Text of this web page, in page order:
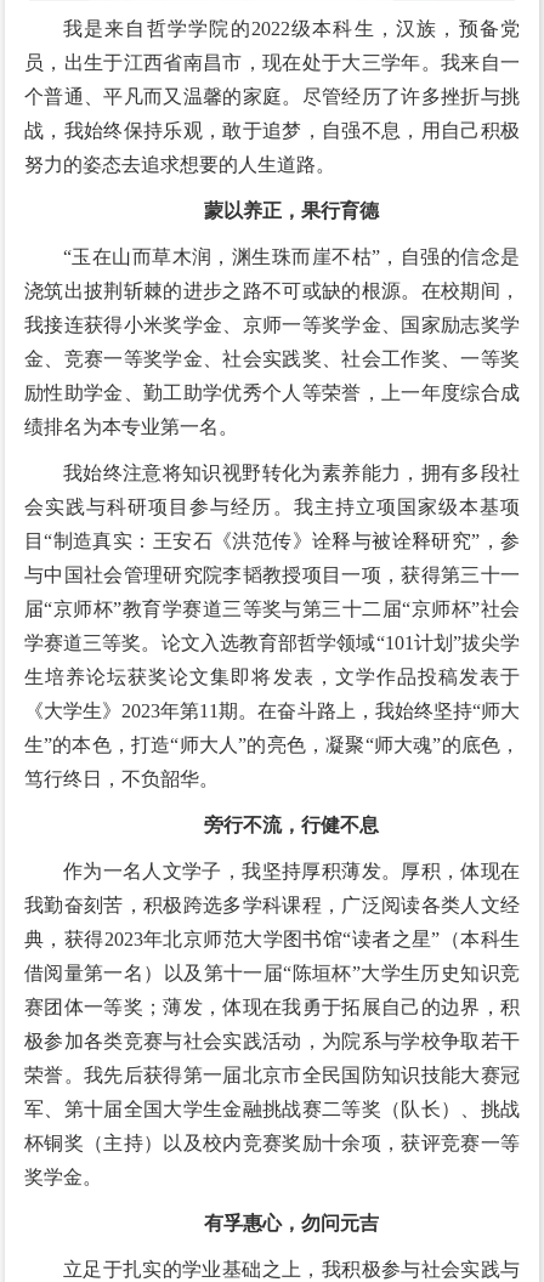
我是来自哲学学院的2022级本科生，汉族，预备党
员，出生于江西省南昌市，现在处于大三学年。我来自一
个普通、平凡而又温馨的家庭。尽管经历了许多挫折与挑
战，我始终保持乐观，敢于追梦，自强不息，用自己积极
努力的姿态去追求想要的人生道路。
蒙以养正，果行育德
“玉在山而草木润，渊生珠而崖不枯”，自强的信念是
浇筑出披荆斩棘的进步之路不可或缺的根源。在校期间，
我接连获得小米奖学金、京师一等奖学金、国家励志奖学
金、竞赛一等奖学金、社会实践奖、社会工作奖、一等奖
励性助学金、勤工助学优秀个人等荣誉，上一年度综合成
绩排名为本专业第一名。
我始终注意将知识视野转化为素养能力，拥有多段社
会实践与科研项目参与经历。我主持立项国家级本基项
目“制造真实：王安石《洪范传》诠释与被诠释研究”，参
与中国社会管理研究院李韬教授项目一项，获得第三十一
届“京师杯”教育学赛道三等奖与第三十二届“京师杯”社会
学赛道三等奖。论文入选教育部哲学领域“101计划”拔尖学
生培养论坛获奖论文集即将发表，文学作品投稿发表于
《大学生》2023年第11期。在奋斗路上，我始终坚持“师大
生”的本色，打造“师大人”的亮色，凝聚“师大魂”的底色，
笃行终日，不负韶华。
旁行不流，行健不息
作为一名人文学子，我坚持厚积薄发。厚积，体现在
我勤奋刻苦，积极跨选多学科课程，广泛阅读各类人文经
典，获得2023年北京师范大学图书馆“读者之星”（本科生
借阅量第一名）以及第十一届“陈垣杯”大学生历史知识竞
赛团体一等奖；薄发，体现在我勇于拓展自己的边界，积
极参加各类竞赛与社会实践活动，为院系与学校争取若干
荣誉。我先后获得第一届北京市全民国防知识技能大赛冠
军、第十届全国大学生金融挑战赛二等奖（队长）、挑战
杯铜奖（主持）以及校内竞赛奖励十余项，获评竞赛一等
奖学金。
有孚惠心，勿问元吉
立足于扎实的学业基础之上，我积极参与社会实践与